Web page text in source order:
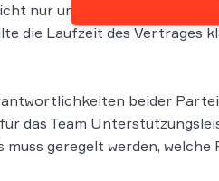
nur um das Grundgehalt,
die Laufzeit des Vertrages
beider
das Team
geregelt werden,